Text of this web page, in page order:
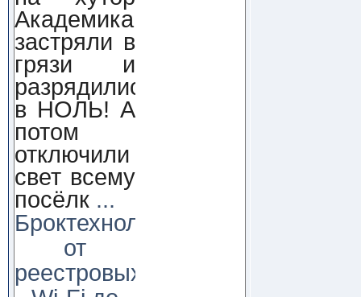
Академика,
застряли в
грязи и
разрядились
в НОЛЬ! А
потом
отключили
свет всему
посёлк ...
Броктехнолоджи:
от
реестровых